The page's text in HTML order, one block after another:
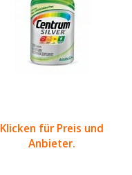
Klicken für Preis und
Anbieter.